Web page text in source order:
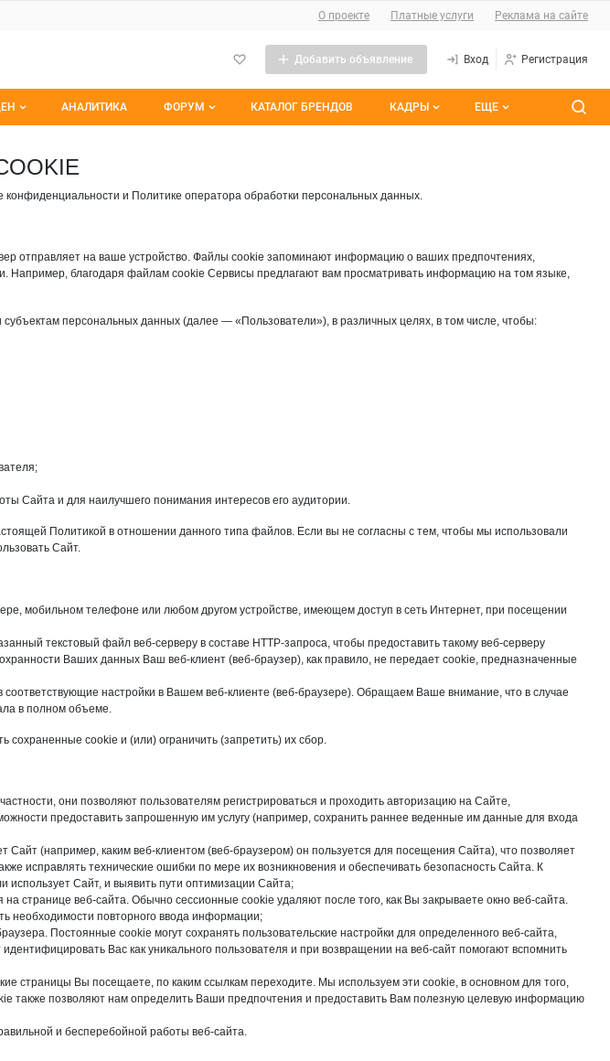
О сайте
О проекте Платные услуги Реклама на сайте
Добавить объявление Вход Регистрация
АНАЛИТИКА ФОРУМ КАТАЛОГ БРЕНДОВ КАДРЫ ЕЩЕ
и Политике оператора обработки персональных данных.
отправляет на ваше устройство. Файлы cookie запоминают информацию о ваших предпочтениях,
Например, благодаря файлам cookie Сервисы предлагают вам просматривать информацию на том языке,
персональных данных (далее — «Пользователи»), в различных целях, в том числе, чтобы:
Сайта и для наилучшего понимания интересов его аудитории.
Политикой в отношении данного типа файлов. Если вы не согласны с тем, чтобы мы использовали
Сайт.
мобильном телефоне или любом другом устройстве, имеющем доступ в сеть Интернет, при посещении
текстовый файл веб-серверу в составе HTTP-запроса, чтобы предоставить такому веб-серверу
Ваших данных Ваш веб-клиент (веб-браузер), как правило, не передает cookie, предназначенные
настройки в Вашем веб-клиенте (веб-браузере). Обращаем Ваше внимание, что в случае
в полном объеме.
сохраненные cookie и (или) ограничить (запретить) их сбор.
они позволяют пользователям регистрироваться и проходить авторизацию на Сайте,
предоставить запрошенную им услугу (например, сохранить раннее веденные им данные для входа
(например, каким веб-клиентом (веб-браузером) он пользуется для посещения Сайта), что позволяет
исправлять технические ошибки по мере их возникновения и обеспечивать безопасность Сайта. К
использует Сайт, и выявить пути оптимизации Сайта;
странице веб-сайта. Обычно сессионные cookie удаляют после того, как Вы закрываете окно веб-сайта.
повторного ввода информации;
Постоянные cookie могут сохранять пользовательские настройки для определенного веб-сайта,
Вас как уникального пользователя и при возвращении на веб-сайт помогают вспомнить
страницы Вы посещаете, по каким ссылкам переходите. Мы используем эти cookie, в основном для того,
также позволяют нам определить Ваши предпочтения и предоставить Вам полезную целевую информацию
и бесперебойной работы веб-сайта.